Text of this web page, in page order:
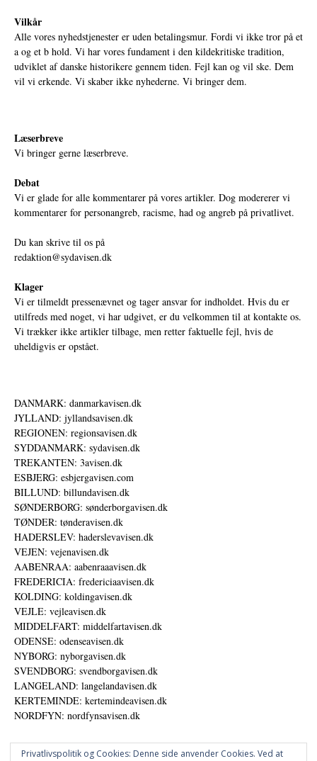
Vilkår
Alle vores nyhedstjenester er uden betalingsmur. Fordi vi ikke tror på et
a og et b hold. Vi har vores fundament i den kildekritiske tradition,
udviklet af danske historikere gennem tiden. Fejl kan og vil ske. Dem
vil vi erkende. Vi skaber ikke nyhederne. Vi bringer dem.
Læserbreve
Vi bringer gerne læserbreve.
Debat
Vi er glade for alle kommentarer på vores artikler. Dog modererer vi
kommentarer for personangreb, racisme, had og angreb på privatlivet.
Du kan skrive til os på
redaktion@sydavisen.dk
Klager
Vi er tilmeldt pressenævnet og tager ansvar for indholdet. Hvis du er
utilfreds med noget, vi har udgivet, er du velkommen til at kontakte os.
Vi trækker ikke artikler tilbage, men retter faktuelle fejl, hvis de
uheldigvis er opstået.
DANMARK: danmarkavisen.dk
JYLLAND: jyllandsavisen.dk
REGIONEN: regionsavisen.dk
SYDDANMARK: sydavisen.dk
TREKANTEN: 3avisen.dk
ESBJERG: esbjergavisen.com
BILLUND: billundavisen.dk
SØNDERBORG: sønderborgavisen.dk
TØNDER: tønderavisen.dk
HADERSLEV: haderslevavisen.dk
VEJEN: vejenavisen.dk
AABENRAA: aabenraaavisen.dk
FREDERICIA: fredericiaavisen.dk
KOLDING: koldingavisen.dk
VEJLE: vejleavisen.dk
MIDDELFART: middelfartavisen.dk
ODENSE: odenseavisen.dk
NYBORG: nyborgavisen.dk
SVENDBORG: svendborgavisen.dk
LANGELAND: langelandavisen.dk
KERTEMINDE: kertemindeavisen.dk
NORDFYN: nordfynsavisen.dk
Privatlivspolitik og Cookies: Denne side anvender Cookies. Ved at